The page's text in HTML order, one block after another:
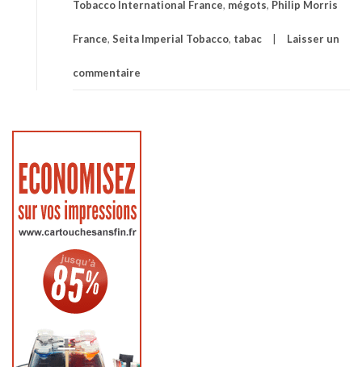
Tobacco International France, mégots, Philip Morris
France, Seita Imperial Tobacco, tabac Laisser un
commentaire